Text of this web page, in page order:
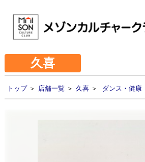
久喜
トップ＞ 店舗一覧 ＞ 久喜 ＞ ダンス・健康